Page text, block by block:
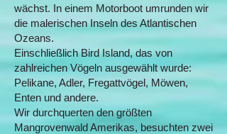
wächst. In einem Motorboot umrunden wir
die malerischen Inseln des Atlantischen
Ozeans.
Einschließlich Bird Island, das von
zahlreichen Vögeln ausgewählt wurde:
Pelikane, Adler, Fregattvögel, Möwen,
Enten und andere.
Wir durchquerten den größten
Mangrovenwald Amerikas, besuchten zwei